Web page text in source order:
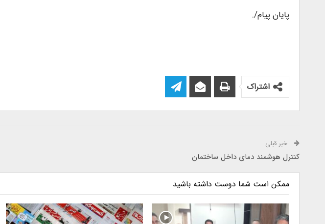
پایان پیام/.
اشتراک
خبر قبلی
کنترل هوشمند دمای داخل ساختمان
ممکن است شما دوست داشته باشید